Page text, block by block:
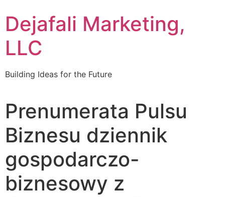
Dejafali Marketing,
LLC
Building Ideas for the Future
Prenumerata Pulsu
Biznesu dziennik
gospodarczo-
biznesowy z